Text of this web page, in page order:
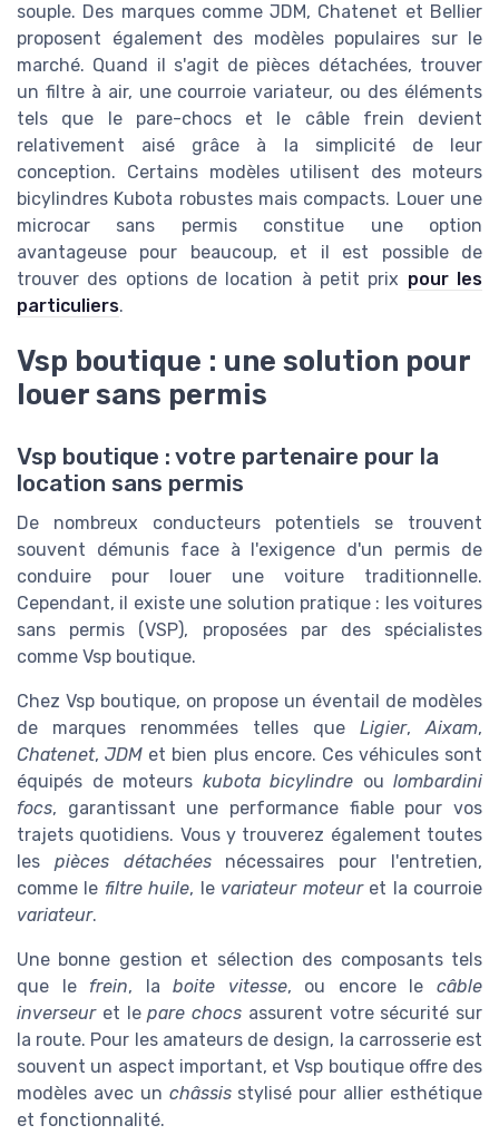
souple. Des marques comme JDM, Chatenet et Bellier
proposent également des modèles populaires sur le
marché. Quand il s'agit de pièces détachées, trouver
un filtre à air, une courroie variateur, ou des éléments
tels que le pare-chocs et le câble frein devient
relativement aisé grâce à la simplicité de leur
conception. Certains modèles utilisent des moteurs
bicylindres Kubota robustes mais compacts. Louer une
microcar sans permis constitue une option
avantageuse pour beaucoup, et il est possible de
trouver des options de location à petit prix pour les
particuliers.
Vsp boutique : une solution pour
louer sans permis
Vsp boutique : votre partenaire pour la
location sans permis
De nombreux conducteurs potentiels se trouvent
souvent démunis face à l'exigence d'un permis de
conduire pour louer une voiture traditionnelle.
Cependant, il existe une solution pratique : les voitures
sans permis (VSP), proposées par des spécialistes
comme Vsp boutique.
Chez Vsp boutique, on propose un éventail de modèles
de marques renommées telles que Ligier,Aixam,
Chatenet,JDM et bien plus encore. Ces véhicules sont
équipés de moteurs kubota bicylindre ou lombardini
focs, garantissant une performance fiable pour vos
trajets quotidiens. Vous y trouverez également toutes
les pièces détachéesnécessaires pour l'entretien,
comme le filtre huile, le variateur moteuret la courroie
variateur.
Une bonne gestion et sélection des composants tels
que le frein, laboite vitesse, ou encore lecâble
inverseuret lepare chocs assurent votre sécurité sur
la route. Pour les amateurs de design, la carrosserie est
souvent un aspect important, et Vsp boutique offre des
modèles avec un châssisstylisé pour allier esthétique
et fonctionnalité.